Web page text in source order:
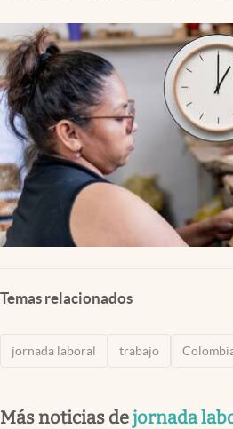
Temas relacionados
jornada laboral trabajo
Más noticias dejornada